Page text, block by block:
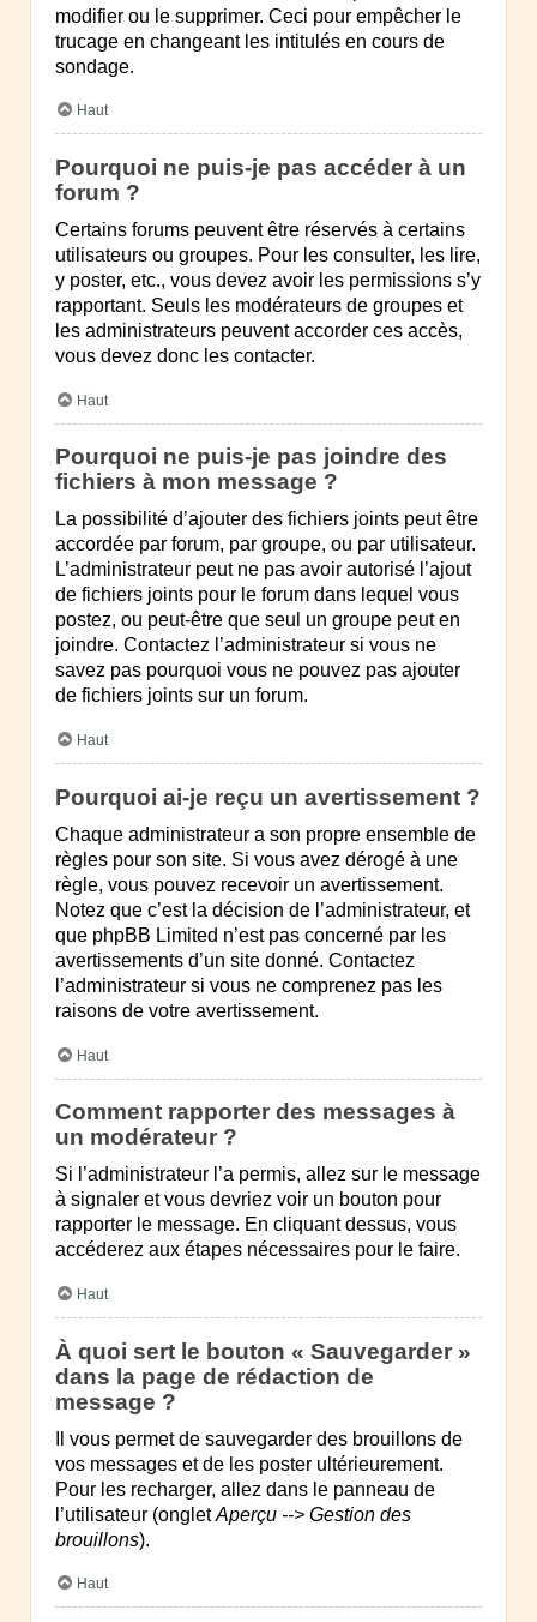
modifier ou le supprimer. Ceci pour empêcher le
trucage en changeant les intitulés en cours de
sondage.
Haut
Pourquoi ne puis-je pas accéder à un
forum ?
Certains forums peuvent être réservés à certains
utilisateurs ou groupes. Pour les consulter, les lire,
y poster, etc., vous devez avoir les permissions s’y
rapportant. Seuls les modérateurs de groupes et
les administrateurs peuvent accorder ces accès,
vous devez donc les contacter.
Haut
Pourquoi ne puis-je pas joindre des
fichiers à mon message ?
La possibilité d’ajouter des fichiers joints peut être
accordée par forum, par groupe, ou par utilisateur.
L’administrateur peut ne pas avoir autorisé l’ajout
de fichiers joints pour le forum dans lequel vous
postez, ou peut-être que seul un groupe peut en
joindre. Contactez l’administrateur si vous ne
savez pas pourquoi vous ne pouvez pas ajouter
de fichiers joints sur un forum.
Haut
Pourquoi ai-je reçu un avertissement ?
Chaque administrateur a son propre ensemble de
règles pour son site. Si vous avez dérogé à une
règle, vous pouvez recevoir un avertissement.
Notez que c’est la décision de l’administrateur, et
que phpBB Limited n’est pas concerné par les
avertissements d’un site donné. Contactez
l’administrateur si vous ne comprenez pas les
raisons de votre avertissement.
Haut
Comment rapporter des messages à
un modérateur ?
Si l’administrateur l’a permis, allez sur le message
à signaler et vous devriez voir un bouton pour
rapporter le message. En cliquant dessus, vous
accéderez aux étapes nécessaires pour le faire.
Haut
À quoi sert le bouton « Sauvegarder »
dans la page de rédaction de
message ?
Il vous permet de sauvegarder des brouillons de
vos messages et de les poster ultérieurement.
Pour les recharger, allez dans le panneau de
l’utilisateur (ongletAperçu --> Gestion des
brouillons).
Haut